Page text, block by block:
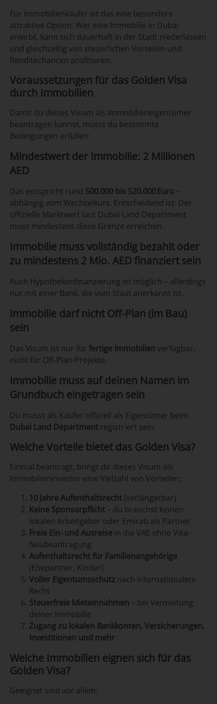
Für Immobilienkäufer ist das eine besonders
attraktive Option: Wer eine Immobilie in Dubai
erwirbt, kann sich dauerhaft in der Stadt niederlassen
und gleichzeitig von steuerlichen Vorteilen und
Renditechancen profitieren.
Voraussetzungen für das Golden Visa
durch Immobilien
Damit du dieses Visum als Immobilieneigentümer
beantragen kannst, musst du bestimmte
Bedingungen erfüllen:
Mindestwert der Immobilie: 2 Millionen
AED
Das entspricht rund 500.000 bis 520.000 Euro –
abhängig vom Wechselkurs. Entscheidend ist: Der
offizielle Marktwert laut Dubai Land Department
muss mindestens diese Grenze erreichen.
Immobilie muss vollständig bezahlt oder
zu mindestens 2 Mio. AED finanziert sein
Auch Hypothekenfinanzierung ist möglich – allerdings
nur mit einer Bank, die vom Staat anerkannt ist.
Immobilie darf nicht Off-Plan (im Bau)
sein
Das Visum ist nur für fertige Immobilien verfügbar,
nicht für Off-Plan-Projekte.
Immobilie muss auf deinen Namen im
Grundbuch eingetragen sein
Du musst als Käufer offiziell als Eigentümer beim
Dubai Land Department registriert sein.
Welche Vorteile bietet das Golden Visa?
Einmal beantragt, bringt dir dieses Visum als
Immobilieninvestor eine Vielzahl von Vorteilen:
10 Jahre Aufenthaltsrecht (verlängerbar)
Keine Sponsorpflicht – du brauchst keinen
lokalen Arbeitgeber oder Emirati als Partner
Freie Ein- und Ausreise in die VAE ohne Visa-
Neubeantragung
Aufenthaltsrecht für Familienangehörige
(Ehepartner, Kinder)
Voller Eigentumsschutz nach internationalem
Recht
Steuerfreie Mieteinnahmen – bei Vermietung
deiner Immobilie
Zugang zu lokalen Bankkonten, Versicherungen,
Investitionen und mehr
Welche Immobilien eignen sich für das
Golden Visa?
Geeignet sind vor allem: